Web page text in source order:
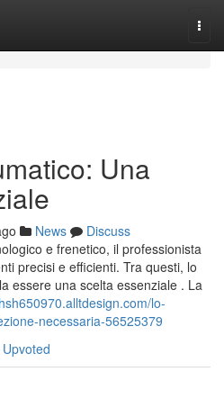
Una
News
Discuss
e frenetico, il professionista
precisi e efficienti. Tra questi, lo
essere una scelta essenziale . La
lo-
necessaria-56525379